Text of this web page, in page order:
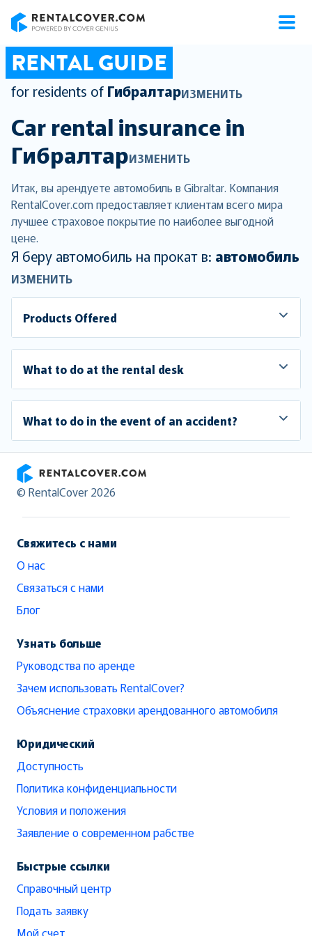
RENTAL GUIDE
for residents of ГибралтарИЗМЕНИТЬ
Car rental insurance in
ГибралтарИЗМЕНИТЬ
Итак, вы арендуете автомобиль в Gibraltar. Компания
RentalCover.com предоставляет клиентам всего мира
лучшее страховое покрытие по наиболее выгодной
цене.
Я беру автомобиль на прокат в: автомобиль
ИЗМЕНИТЬ
Products Offered
What to do at the rental desk
What to do in the event of an accident?
RentalCover
© RentalCover 2026
Свяжитесь с нами
О нас
Связаться с нами
Блог
Узнать больше
Руководства по аренде
Зачем использовать RentalCover?
Объяснение страховки арендованного автомобиля
Юридический
Доступность
Политика конфиденциальности
Условия и положения
Заявление о современном рабстве
Быстрые ссылки
Справочный центр
Подать заявку
Мой счет